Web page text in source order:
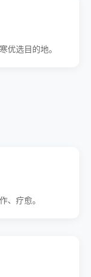
优选目的地。
、疗愈。